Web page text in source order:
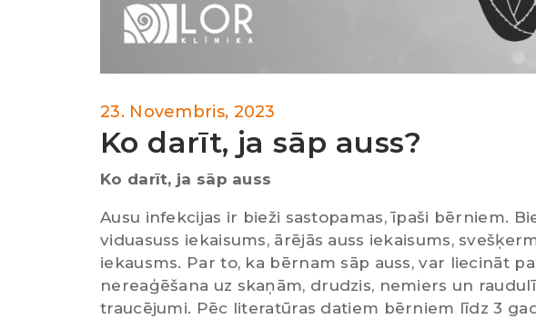
23. Novembris, 2023
Ko darīt, ja sāp auss?
Ko darīt, ja sāp auss
Ausu infekcijas ir bieži sastopamas, īpaši bērniem.
viduasuss iekaisums, ārējās auss iekaisums,
iekausms. Par to, ka bērnam sāp auss, var liecināt
nereaģēšana uz skaņām, drudzis, nemiers un
traucējumi. Pēc literatūras datiem bērniem līdz 3